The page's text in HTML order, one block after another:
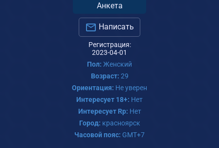
Анкета
Написать
Регистрация:
2023-04-01
Пол: Женский
Возраст: 29
Ориентация: Не уверен
Интересует 18+: Нет
Интересует Rp: Нет
Город: красноярск
Часовой пояс: GMT+7